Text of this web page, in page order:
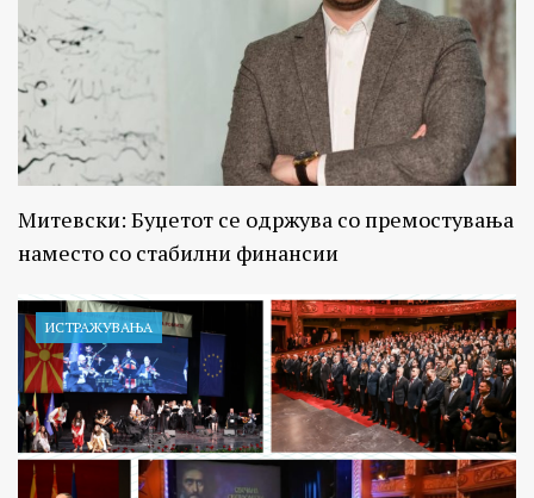
Митевски: Буџетот се одржува со премостувања
наместо со стабилни финансии
ИСТРАЖУВАЊA